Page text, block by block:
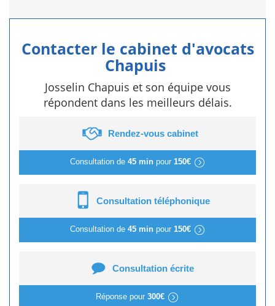
Contacter le cabinet d'avocats
Chapuis
Josselin Chapuis et son équipe vous
répondent dans les meilleurs délais.
Rendez-vous cabinet
Consultation de 45 minpour 150€
Consultation téléphonique
Consultation de 45 minpour 150€
Consultation écrite
Réponse pour 300€